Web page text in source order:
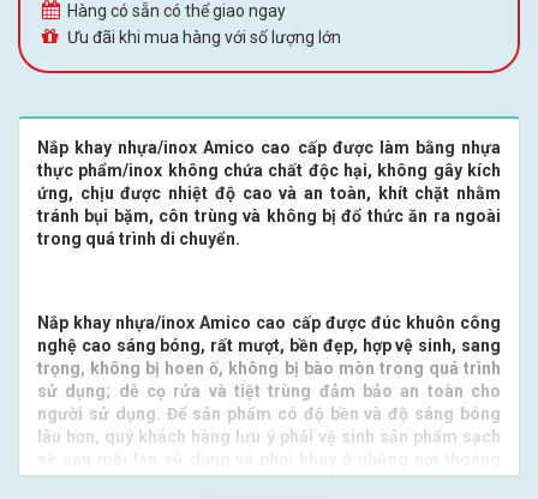
Hàng có sẵn có thể giao ngay
Ưu đãi khi mua hàng với số lượng lớn
Nắp khay nhựa/inox Amico cao cấp được làm bằng nhựa
thực phẩm/inox không chứa chất độc hại, không gây kích
ứng, chịu được nhiệt độ cao và an toàn, khít chặt nhằm
tránh bụi bặm, côn trùng và không bị đổ thức ăn ra ngoài
trong quá trình di chuyển.
Nắp khay nhựa/inox Amico cao cấp được đúc khuôn công
nghệ cao sáng bóng, rất mượt, bền đẹp, hợp vệ sinh, sang
trọng, không bị hoen ố, không bị bào mòn trong quá trình
sử dụng; dễ cọ rửa và tiệt trùng đảm bảo an toàn cho
người sử dụng. Để sản phẩm có độ bền và độ sáng bóng
lâu hơn, quý khách hàng lưu ý phải vệ sinh sản phẩm sạch